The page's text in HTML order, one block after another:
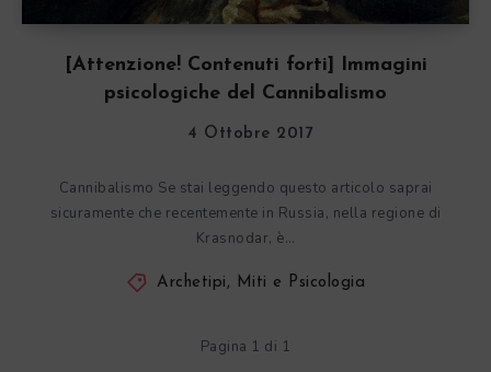
[Attenzione! Contenuti forti] Immagini
psicologiche del Cannibalismo
4 Ottobre 2017
Cannibalismo Se stai leggendo questo articolo saprai
sicuramente che recentemente in Russia, nella regione di
Krasnodar, è…
Archetipi, Miti e Psicologia
Pagina 1 di 1